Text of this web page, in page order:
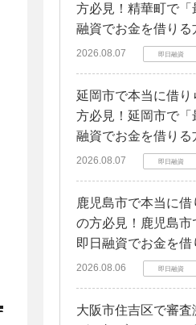
方必見！精華町で「
融資でお金を借りる
2026.08.07 即日融資
延岡市で本当に借
方必見！延岡市で「
融資でお金を借りる
2026.08.07 即日融資
鹿児島市で本当に
の方必見！鹿児島市
即日融資でお金を借
2026.08.06 即日融資
大阪市住吉区で審